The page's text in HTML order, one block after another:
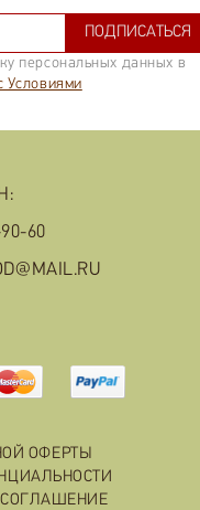
ПОДПИСАТЬСЯ
персональных данных в
Условиями
60
ОФЕРТЫ
СОГЛАШЕНИЕ